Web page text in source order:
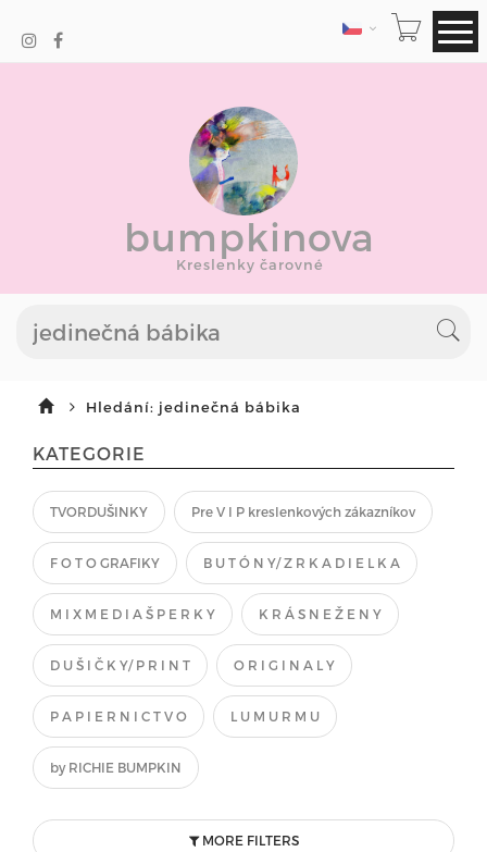
JAZYK
bumpkinova
Kreslenky čarovné
Hledání: jedinečná bábika
KATEGORIE
TVORDUŠINKY Pre V I P kreslenkových zákazníkov
F O T O GRAFIKY B U T Ó N Y/ Z R K A D I E L K A
M I X M E D I A Š P E R K Y K R Á S N E Ž E N Y
D U Š I Č K Y/ P R I N T O R I G I N A L Y
P A P I E R N I C T V O L U M U R M U
by RICHIE BUMPKIN
MORE FILTERS